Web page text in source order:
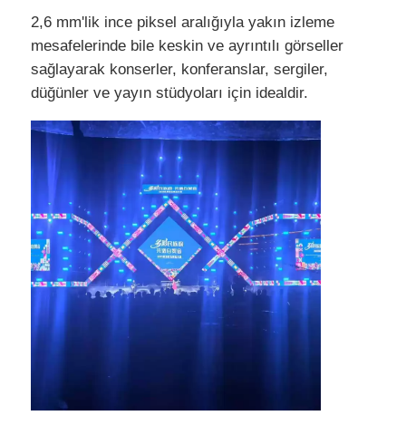
Ana Sayfa
2,6 mm'lik ince piksel aralığıyla yakın izleme
mesafelerinde bile keskin ve ayrıntılı görseller
sağlayarak konserler, konferanslar, sergiler,
düğünler ve yayın stüdyoları için idealdir.